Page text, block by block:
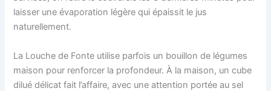
laisser une évaporation légère qui épaissit le jus
naturellement.
La Louche de Fonte utilise parfois un bouillon de légumes
maison pour renforcer la profondeur. À la maison, un cube
dilué délicat fait l’affaire, avec une attention portée au sel